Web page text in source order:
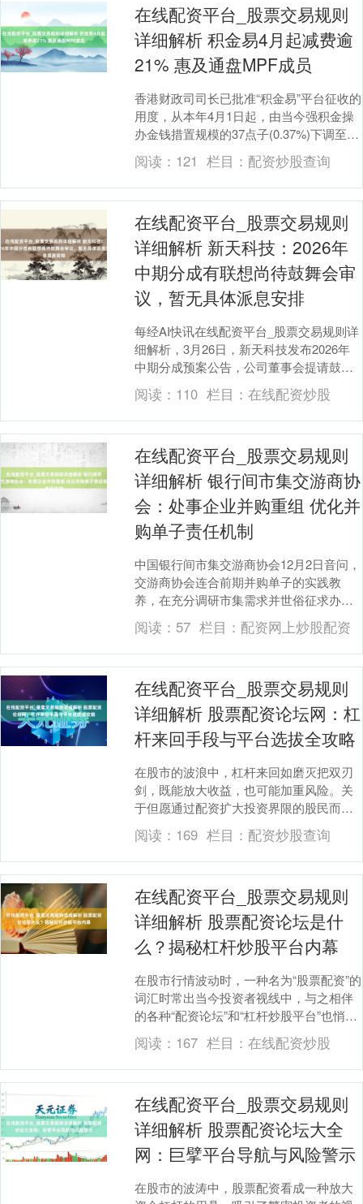
在线配资平台_股票交易规则
详细解析 积金易4月起减费逾
21% 惠及通盘MPF成员
香港财政司司长已批准“积金易”平台征收的
用度，从本年4月1日起，由当今强积金操
办金钱措置规模的37点子(0.37%)下调至29
点子(0.29%)，减费幅度为21....
阅读： 121 栏目： 配资炒股查询
在线配资平台_股票交易规则
详细解析 新天科技：2026年
中期分成有联想尚待鼓舞会审
议，暂无具体派息安排
每经AI快讯在线配资平台_股票交易规则详
细解析，3月26日，新天科技发布2026年
中期分成预案公告，公司董事会提请鼓舞
会授权董事会在中意当期盈利、累计未分
拨利润....
阅读： 110 栏目： 在线配资炒股
在线配资平台_股票交易规则
详细解析 银行间市集交游商协
会：处事企业并购重组 优化并
购单子责任机制
中国银行间市集交游商协会12月2日音问，
交游商协会连合前期并购单子的实践教
养，在充分调研市集需求并世俗征求办法
后，制定发布《对于优化并购单子联系责
任机制的见告》....
阅读： 57 栏目： 配资网上炒股配资
在线配资平台_股票交易规则
详细解析 股票配资论坛网：杠
杆来回手段与平台选拔全攻略
在股市的波浪中，杠杆来回如磨灭把双刃
剑，既能放大收益，也可能加重风险。关
于但愿通过配资扩大投资界限的股民而
言，掌合手杠杆来回手段并选拔可靠平
台，是走向见效的要津....
阅读： 169 栏目： 配资炒股查询
在线配资平台_股票交易规则
详细解析 股票配资论坛是什
么？揭秘杠杆炒股平台内幕
在股市行情波动时，一种名为“股票配资”的
词汇时常出当今投资者视线中，与之相伴
的各种“配资论坛”和“杠杆炒股平台”也悄然
兴起。这些平台打着“以小博大”“快速致
富”....
阅读： 167 栏目： 在线配资炒股
在线配资平台_股票交易规则
详细解析 股票配资论坛大全
网：巨擘平台导航与风险警示
在股市的波涛中，股票配资看成一种放大